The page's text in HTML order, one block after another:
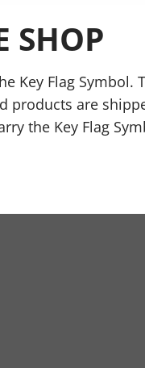
SHOP
Key Flag Symbol.
products are
the Key Flag